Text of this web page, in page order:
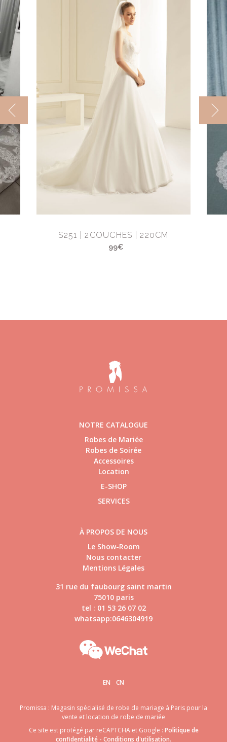
S251 | 2COUCHES | 220CM
99€
NOTRE CATALOGUE
Robes de Mariée
Robes de Soirée
Accessoires
Location
E-SHOP
SERVICES
À PROPOS DE NOUS
Le Show-Room
Nous contacter
Mentions Légales
31 rue du faubourg saint martin
75010 paris
tel : 01 53 26 07 02
whatsapp:0646304919
EN CN
Promissa : Magasin spécialisé de robe de mariage à Paris pour la
vente et location de robe de mariée
Ce site est protégé par reCAPTCHA et Google : Politique de
confidentialité - Conditions d'utilisation.